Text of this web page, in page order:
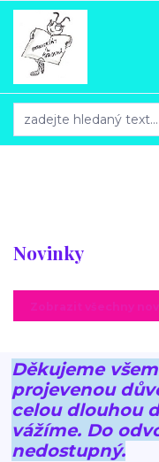
Novinky
Děkujeme
projevenou
celou dlouhou
vážíme. Do
nedostupný.